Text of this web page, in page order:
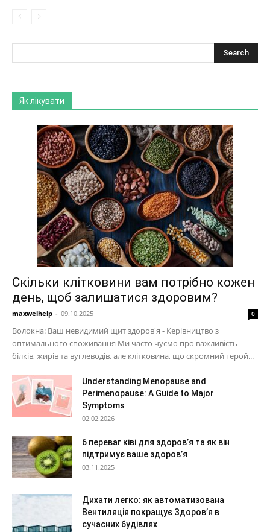
Як лікувати
Скільки клітковини вам потрібно кожен
день, щоб залишатися здоровим?
maxwelhelp - 09.10.2025 0
Волокна: Ваш невидимий щит здоров'я - Керівництво з
оптимального споживання Ми часто чуємо про важливість
білків, жирів та вуглеводів, але клітковина, що скромний герой...
Understanding Menopause and
Perimenopause: A Guide to Major
Symptoms
02.02.2026
6 переваг ківі для здоров’я та як він
підтримує ваше здоров’я
03.11.2025
Дихати легко: як автоматизована
Вентиляція покращує Здоров’я в
сучасних будівлях